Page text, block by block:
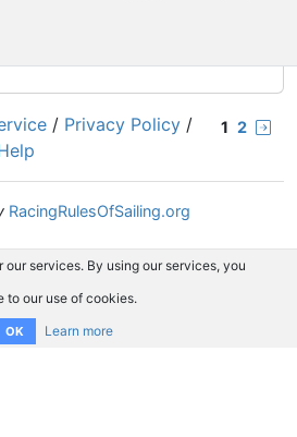
1 2
/ Privacy Policy /
RacingRulesOfSailing.org
our services. By using our services, you
to our use of cookies.
OK Learn more